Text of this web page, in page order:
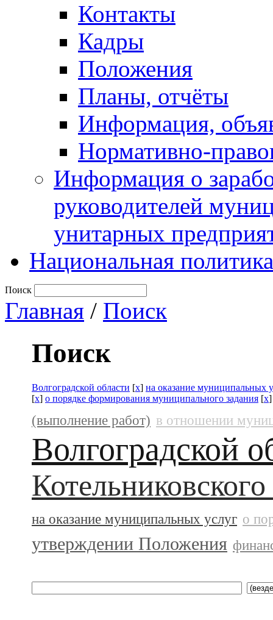
Контакты
Кадры
Положения
Планы, отчёты
Информация,
Нормативно-
Информация о
руководителей
унитарных
Национальная политика
Поиск
Главная / Поиск
Поиск
Волгоградской области [x] на оказание муниципальных
[x] о порядке формирования муниципального задания [x
(выполнение работ) в отношении
Волгоградской
на оказание муниципальных услуг о
утверждении Положения